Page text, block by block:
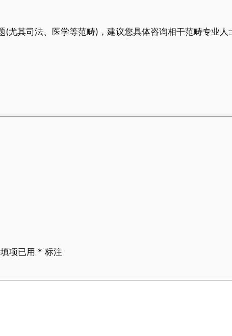
尤其司法、医学等范畴)，建议您具体咨询相干范畴专业人
项已用 * 标注